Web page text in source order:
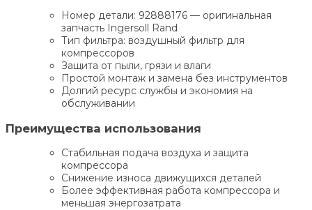
Номер детали: 92888176 — оригинальная
запчасть Ingersoll Rand
Тип фильтра: воздушный фильтр для
компрессоров
Защита от пыли, грязи и влаги
Простой монтаж и замена без инструментов
Долгий ресурс службы и экономия на
обслуживании
Преимущества использования
Стабильная подача воздуха и защита
компрессора
Снижение износа движущихся деталей
Более эффективная работа компрессора и
меньшая энергозатрата